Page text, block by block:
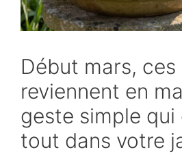
Début mars, ces
reviennent en
geste simple qui
tout dans votre